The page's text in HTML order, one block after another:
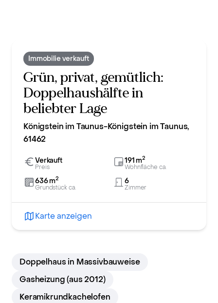
Immobilie verkauft
Grün, privat, gemütlich:
Doppelhaushälfte in
beliebter Lage
Königstein im Taunus-Königstein im Taunus,
61462
Preis
Verkauft
Wohnfläche ca.
191 m2
Grundstück ca.
636m2
Zimmer
6
Karte anzeigen
Doppelhaus in Massivbauweise
Gasheizung (aus 2012)
Keramikrundkachelofen